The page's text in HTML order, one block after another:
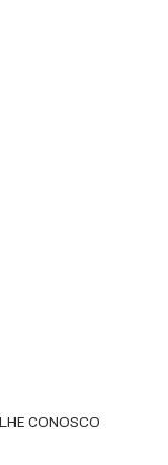
CONOSCO